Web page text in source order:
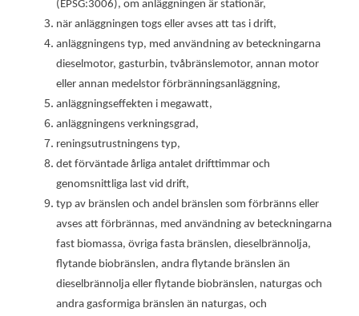
(EPSG:3006), om anläggningen är stationär,
när anläggningen togs eller avses att tas i drift,
anläggningens typ, med användning av beteckningarna
dieselmotor, gasturbin, tvåbränslemotor, annan motor
eller annan medelstor förbränningsanläggning,
anläggningseffekten i megawatt,
anläggningens verkningsgrad,
reningsutrustningens typ,
det förväntade årliga antalet drifttimmar och
genomsnittliga last vid drift,
typ av bränslen och andel bränslen som förbränns eller
avses att förbrännas, med användning av beteckningarna
fast biomassa, övriga fasta bränslen, dieselbrännolja,
flytande biobränslen, andra flytande bränslen än
dieselbrännolja eller flytande biobränslen, naturgas och
andra gasformiga bränslen än naturgas, och